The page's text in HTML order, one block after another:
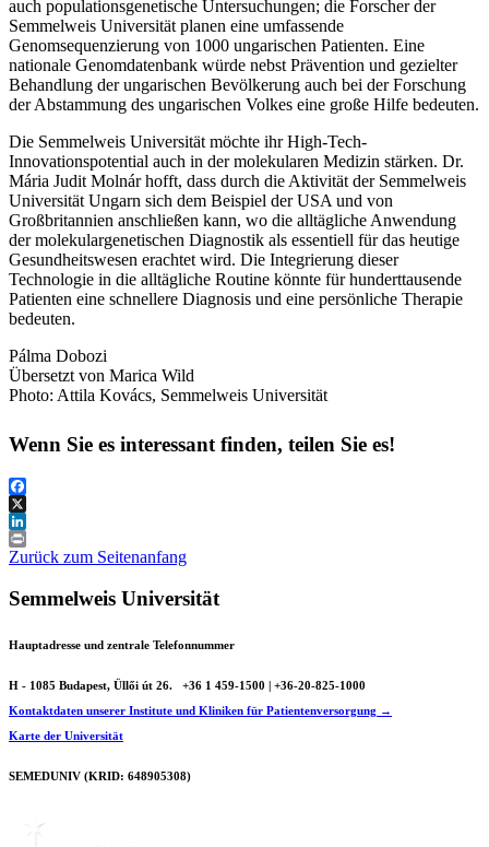
auch populationsgenetische Untersuchungen; die Forscher der
Semmelweis Universität planen eine umfassende
Genomsequenzierung von 1000 ungarischen Patienten. Eine
nationale Genomdatenbank würde nebst Prävention und gezielter
Behandlung der ungarischen Bevölkerung auch bei der Forschung
der Abstammung des ungarischen Volkes eine große Hilfe bedeuten.
Die Semmelweis Universität möchte ihr High-Tech-
Innovationspotential auch in der molekularen Medizin stärken. Dr.
Mária Judit Molnár hofft, dass durch die Aktivität der Semmelweis
Universität Ungarn sich dem Beispiel der USA und von
Großbritannien anschließen kann, wo die alltägliche Anwendung
der molekulargenetischen Diagnostik als essentiell für das heutige
Gesundheitswesen erachtet wird. Die Integrierung dieser
Technologie in die alltägliche Routine könnte für hunderttausende
Patienten eine schnellere Diagnosis und eine persönliche Therapie
bedeuten.
Pálma Dobozi
Übersetzt von Marica Wild
Photo: Attila Kovács, Semmelweis Universität
Wenn Sie es interessant finden, teilen Sie es!
Facebook
X
LinkedIn
Print
Zurück zum Seitenanfang
Semmelweis Universität
Hauptadresse und zentrale Telefonnummer
H - 1085 Budapest, Üllői út 26.
+36 1 459-1500 | +36-20-825-1000
Kontaktdaten unserer Institute und Kliniken für Patientenversorgung →
Karte der Universität
SEMEDUNIV (KRID: 648905308)